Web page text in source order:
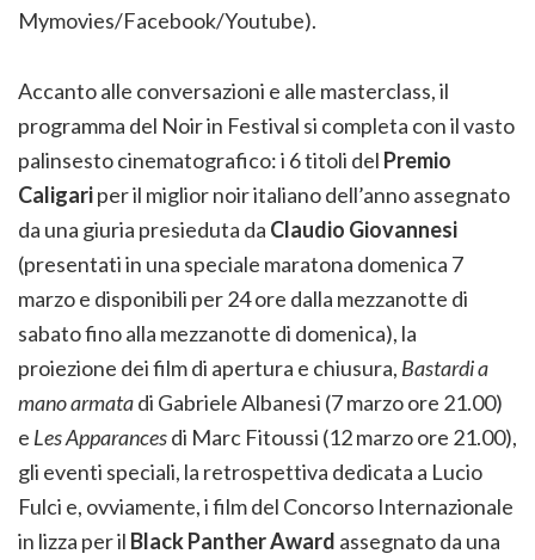
Mymovies/Facebook/Youtube).
Accanto alle conversazioni e alle masterclass, il
programma del Noir in Festival si completa con il vasto
palinsesto cinematografico: i 6 titoli del Premio
Caligariper il miglior noir italiano dell’anno assegnato
da una giuria presieduta da Claudio Giovannesi
(presentati in una speciale maratona domenica 7
marzo e disponibili per 24 ore dalla mezzanotte di
sabato fino alla mezzanotte di domenica), la
proiezione dei film di apertura e chiusura, Bastardi a
mano armatadi Gabriele Albanesi (7 marzo ore 21.00)
e Les Apparancesdi Marc Fitoussi (12 marzo ore 21.00),
gli eventi speciali, la retrospettiva dedicata a Lucio
Fulci e, ovviamente, i film del Concorso Internazionale
in lizza per il Black Panther Award assegnato da una